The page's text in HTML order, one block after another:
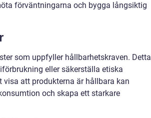
förväntningarna och bygga långsiktig
som uppfyller hållbarhetskraven. Detta
eller säkerställa etiska
att produkterna är hållbara kan
och skapa ett starkare